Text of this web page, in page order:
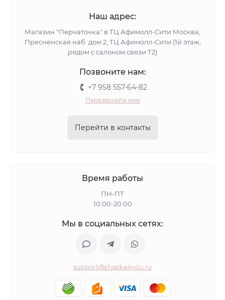
Наш адрес:
Магазин "Перчаточка" в ТЦ Афимолл-Сити Москва,
Пресненская наб. дом 2, ТЦ Афимолл-Сити (1й этаж,
рядом с салоном связи Т2)
Позвоните нам:
+7 958 557-64-82
Перезвоните мне
Перейти в контакты
Время работы
ПН-ПТ
10:00-20:00
Мы в социальных сетях:
support@shapka4you.ru